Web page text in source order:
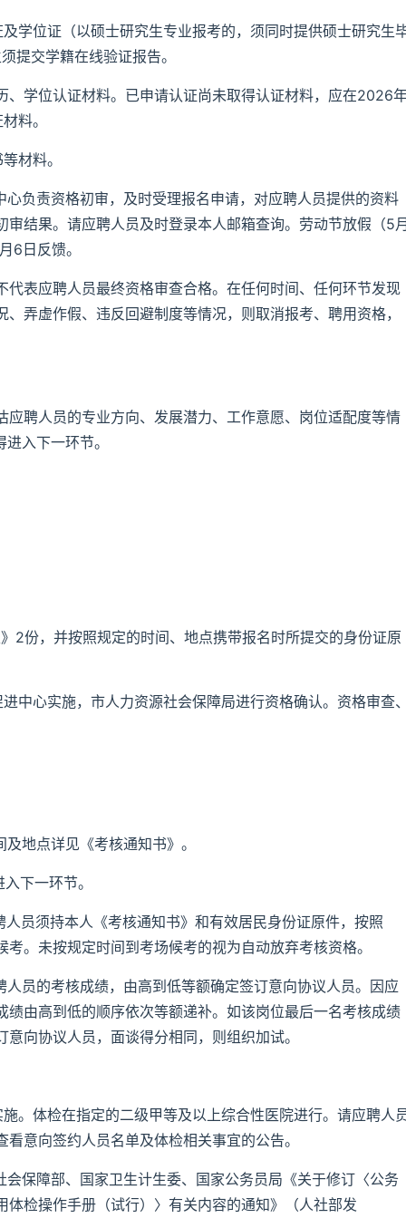
学位证（以硕士研究生专业报考的，须同时提供硕士研究生
提交学籍在线验证报告。
、学位认证材料。已申请认证尚未取得认证材料，应在2026
料。
材料。
负责资格初审，及时受理报名申请，对应聘人员提供的资料
结果。请应聘人员及时登录本人邮箱查询。劳动节放假（5
6日反馈。
表应聘人员最终资格审查合格。在任何时间、任何环节发现
弄虚作假、违反回避制度等情况，则取消报考、聘用资格，
聘人员的专业方向、发展潜力、工作意愿、岗位适配度等情
入下一环节。
2份，并按照规定的时间、地点携带报名时所提交的身份证原
中心实施，市人力资源社会保障局进行资格确认。资格审查
地点详见《考核通知书》。
下一环节。
员须持本人《考核通知书》和有效居民身份证原件，按照
。未按规定时间到考场候考的视为自动放弃考核资格。
员的考核成绩，由高到低等额确定签订意向协议人员。因应
由高到低的顺序依次等额递补。如该岗位最后一名考核成绩
向协议人员，面谈得分相同，则组织加试。
。体检在指定的二级甲等及以上综合性医院进行。请应聘人
意向签约人员名单及体检相关事宜的公告。
保障部、国家卫生计生委、国家公务员局《关于修订〈公务
检操作手册（试行）〉有关内容的通知》（人社部发